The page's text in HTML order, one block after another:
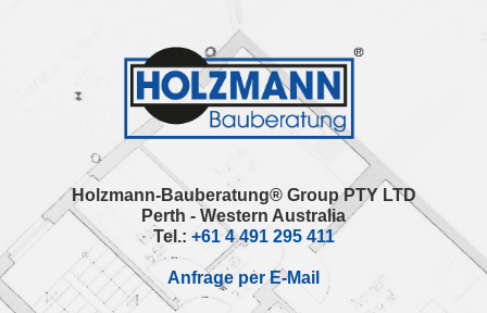
navigation
Holzmann-Bauberatung® Group PTY LTD
Perth - Western Australia
Tel.: +61 4 491 295 411
Anfrage per E-Mail